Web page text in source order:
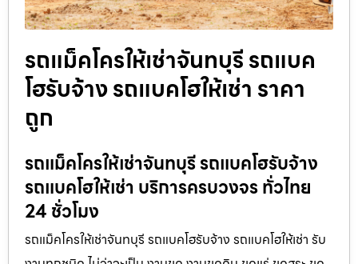
รถแม็คโครให้เช่าจันทบุรี รถแบค
โฮรับจ้าง รถแบคโฮให้เช่า ราคา
ถูก
รถแม็คโครให้เช่าจันทบุรี รถแบคโฮรับจ้าง
รถแบคโฮให้เช่า บริการครบวงจร ทั่วไทย
24 ชั่วโมง
รถแม็คโครให้เช่าจันทบุรี รถแบคโฮรับจ้าง รถแบคโฮให้เช่า รับ